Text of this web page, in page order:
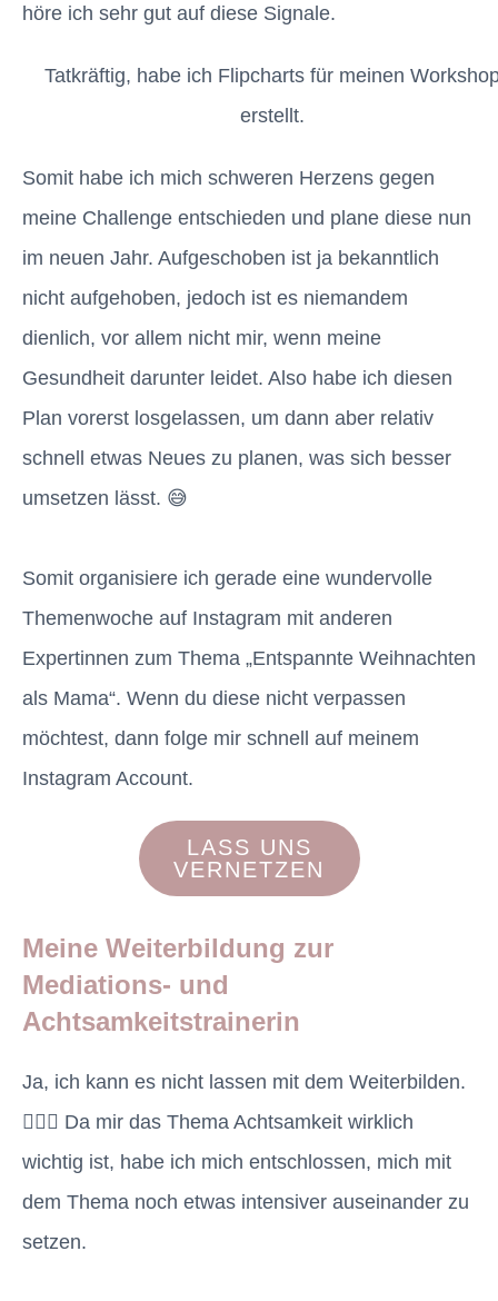
höre ich sehr gut auf diese Signale.
Tatkräftig, habe ich Flipcharts für meinen
erstellt.
Somit habe ich mich schweren Herzens gegen
meine Challenge entschieden und plane diese nun
im neuen Jahr. Aufgeschoben ist ja bekanntlich
nicht aufgehoben, jedoch ist es niemandem
dienlich, vor allem nicht mir, wenn meine
Gesundheit darunter leidet. Also habe ich diesen
Plan vorerst losgelassen, um dann aber relativ
schnell etwas Neues zu planen, was sich besser
umsetzen lässt. 😅
Somit organisiere ich gerade eine wundervolle
Themenwoche auf Instagram mit anderen
Expertinnen zum Thema „Entspannte Weihnachten
als Mama“. Wenn du diese nicht verpassen
möchtest, dann folge mir schnell auf meinem
Instagram Account.
LASS UNS
VERNETZEN
Meine Weiterbildung zur
Mediations- und
Achtsamkeitstrainerin
Ja, ich kann es nicht lassen mit dem Weiterbilden.
🤷🏽‍♀️ Da mir das Thema Achtsamkeit wirklich
wichtig ist, habe ich mich entschlossen, mich mit
dem Thema noch etwas intensiver auseinander zu
setzen.